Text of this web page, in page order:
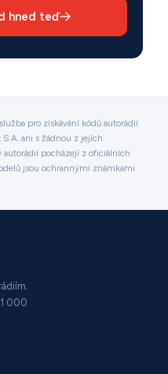
hned teď
pro získávání kódů autorádií
ani s žádnou z jejích
pocházejí z oficiálních
jsou ochrannými známkami
000